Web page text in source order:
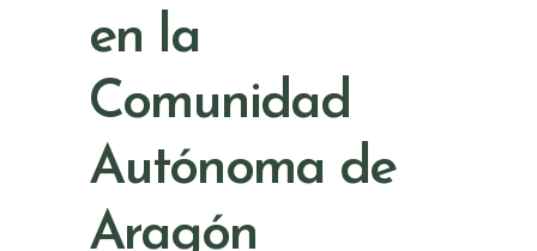
en la
Comunidad
Autónoma de
Aragón